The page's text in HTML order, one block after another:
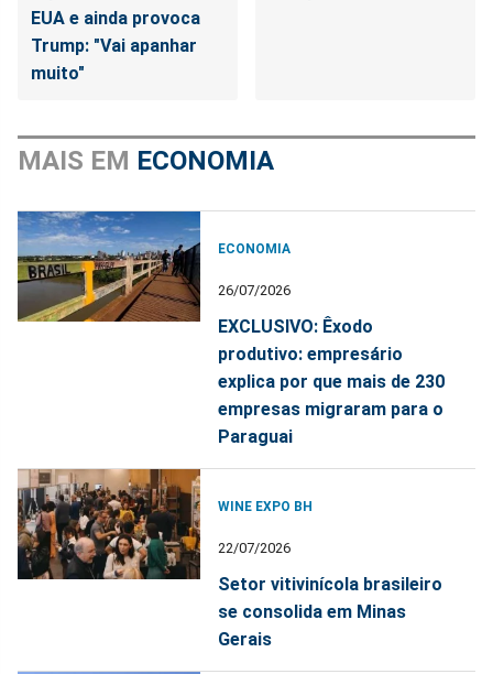
EUA e ainda provoca
Trump: "Vai apanhar
muito"
MAIS EM ECONOMIA
ECONOMIA
26/07/2026
EXCLUSIVO: Êxodo
produtivo: empresário
explica por que mais de 230
empresas migraram para o
Paraguai
WINE EXPO BH
22/07/2026
Setor vitivinícola brasileiro
se consolida em Minas
Gerais